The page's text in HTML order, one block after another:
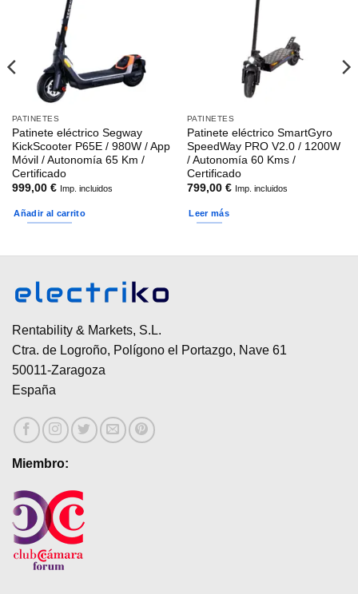
PATINETES
Patinete eléctrico Segway
KickScooter P65E / 980W / App
Móvil / Autonomía 65 Km /
Certificado
999,00 € Imp. incluidos
Añadir al carrito
PATINETES
Patinete eléctrico SmartGyro
SpeedWay PRO V2.0 / 1200W
/ Autonomía 60 Kms /
Certificado
799,00 € Imp. incluidos
Leer más
Rentability & Markets, S.L.
Ctra. de Logroño, Polígono el Portazgo, Nave 61
50011-Zaragoza
España
Miembro: